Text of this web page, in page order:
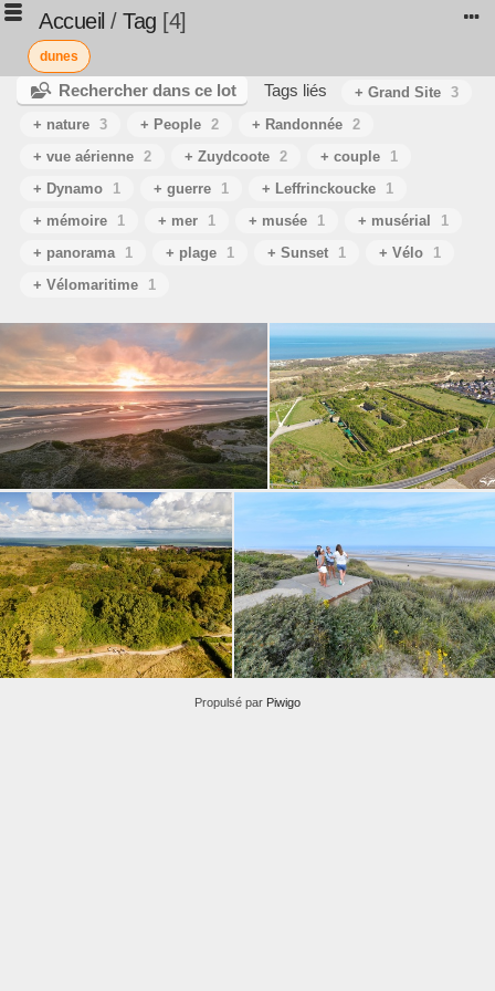
Accueil / Tag 4
dunes
Rechercher dans ce lot Tags liés + Grand Site 3
+ nature 3 + People 2 + Randonnée 2
+ vue aérienne 2 + Zuydcoote 2 + couple
1
+ Dynamo
1 + guerre 1 + Leffrinckoucke
1
+ mémoire
1 + mer 1 + musée 1 + musérial
1
+ panorama
1 + plage 1 + Sunset 1 + Vélo
1
+ Vélomaritime
1
Propulsé par Piwigo